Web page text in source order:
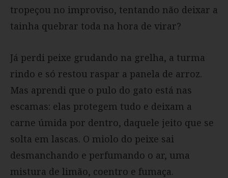
tropeçou no improviso, tentando não deixar a
tainha quebrar toda na hora de virar?
Já perdi peixe grudando na grelha, a turma
rindo e só restou raspar a panela de arroz.
Mas aprendi que o pulo do gato está nas
escamas: elas protegem tudo e deixam a
carne úmida por dentro, daquele jeito que se
solta em lascas. O miolo do peixe sai
desmanchando e perfumando o ar, uma
mistura de limão, coentro e fumaça.